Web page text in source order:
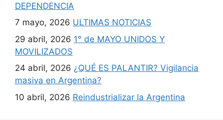
DEPENDENCIA
7 mayo, 2026 ULTIMAS NOTICIAS
29 abril, 2026 1° de MAYO UNIDOS Y
MOVILIZADOS
24 abril, 2026 ¿QUÉ ES PALANTIR? Vigilancia
masiva en Argentina?
10 abril, 2026 Reindustrializar la Argentina